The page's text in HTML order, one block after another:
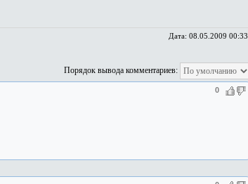
Дата: 08.05.2009 00:33
Порядок вывода комментариев:
0